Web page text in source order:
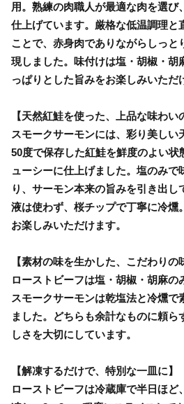
用。熟練の肉職人が最適な肉を選び
仕上げています。厳格な低温調理と
ことで、赤身肉でありながらしっと
現しました。味付けは塩・胡椒・胡
っぱりとした旨みをお楽しみいただ
【天然紅鮭を使った、上品な味わい
スモークサーモンには、彩り美しい
50度で保存した紅鮭を鮮度のよい状
ューシーに仕上げました。塩のみで
り、サーモン本来の旨みを引き出し
液は使わず、桜チップで丁寧に冷燻
お楽しみいただけます。
【素材の味を生かした、こだわりの
ローストビーフは塩・胡椒・胡麻の
スモークサーモンは乾塩法と冷燻で
ました。どちらも余計なものに頼ら
しさを大切にしています。
【解凍するだけで、特別な一皿に】
ローストビーフは冷蔵庫で半日ほど